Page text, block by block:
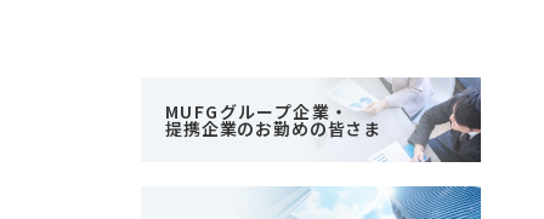
MUFGグループ企業・
提携企業のお勤めの皆さま